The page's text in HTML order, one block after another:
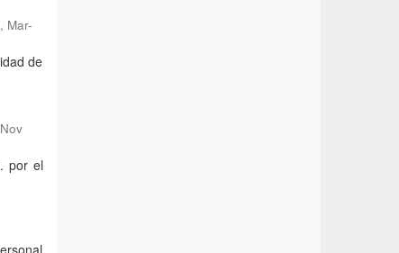
, Mar-
de
Nov
por el